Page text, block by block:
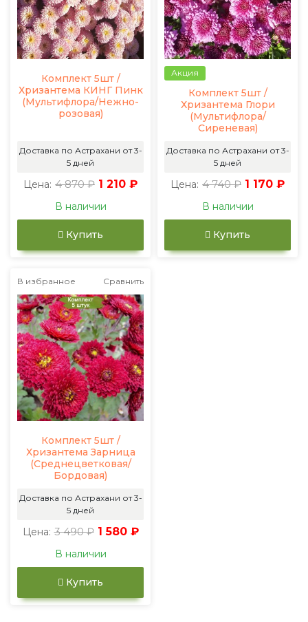
Комплект 5шт /
Хризантема КИНГ Пинк
(Мультифлора/Нежно-
розовая)
Доставка по Астрахани от 3-
5 дней
Цена: 4 870 ₽ 1 210 ₽
В наличии
Купить
Акция
Комплект 5шт /
Хризантема Глори
(Мультифлора/
Сиреневая)
Доставка по Астрахани от 3-
5 дней
Цена: 4 740 ₽ 1 170 ₽
В наличии
Купить
В избранное Сравнить
Комплект 5шт /
Хризантема Зарница
(Среднецветковая/
Бордовая)
Доставка по Астрахани от 3-
5 дней
Цена: 3 490 ₽ 1 580 ₽
В наличии
Купить